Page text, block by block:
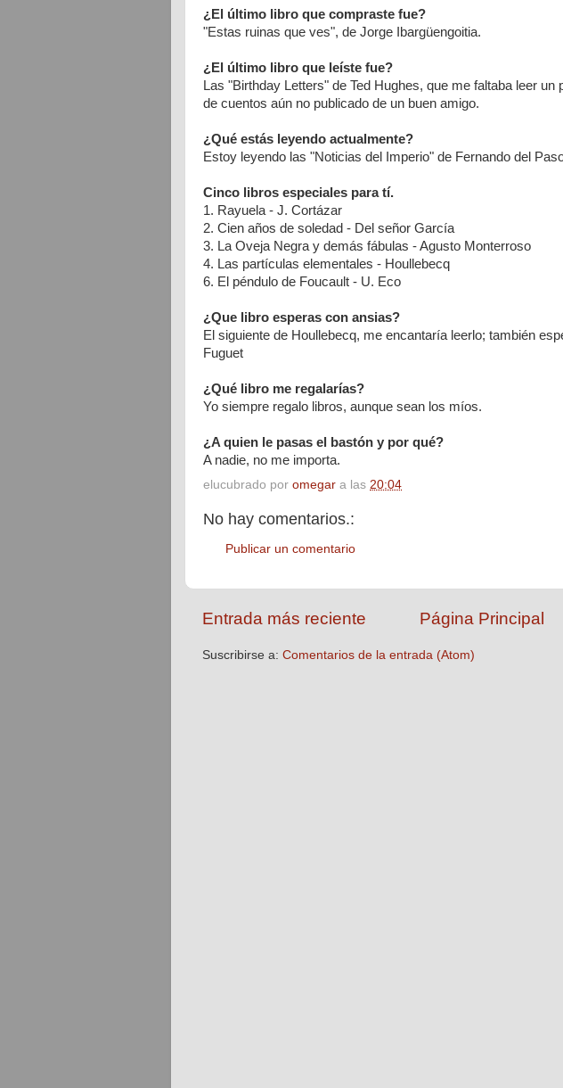
¿El último libro que compraste fue?
"Estas ruinas que ves", de Jorge Ibargüengoitia.
¿El último libro que leíste fue?
Las "Birthday Letters" de Ted Hughes, que me faltaba leer un
de cuentos aún no publicado de un buen amigo.
¿Qué estás leyendo actualmente?
Estoy leyendo las "Noticias del Imperio" de Fernando del
Cinco libros especiales para tí.
1. Rayuela - J. Cortázar
2. Cien años de soledad - Del señor García
3. La Oveja Negra y demás fábulas - Agusto Monterroso
4. Las partículas elementales - Houllebecq
6. El péndulo de Foucault - U. Eco
¿Que libro esperas con ansias?
El siguiente de Houllebecq, me encantaría leerlo; también
Fuguet
¿Qué libro me regalarías?
Yo siempre regalo libros, aunque sean los míos.
¿A quien le pasas el bastón y por qué?
A nadie, no me importa.
elucubrado por omegar a las 20:04
No hay comentarios.:
Publicar un comentario
Entrada más reciente Página Principal
Suscribirse a: Comentarios de la entrada (Atom)